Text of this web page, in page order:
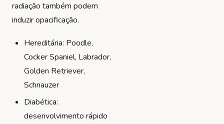
radiação também podem
induzir opacificação.
Hereditária: Poodle,
Cocker Spaniel, Labrador,
Golden Retriever,
Schnauzer
Diabética:
desenvolvimento rápido